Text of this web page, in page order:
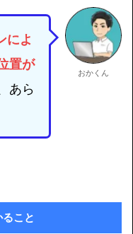
によ
置が
あら
おかくん
こと